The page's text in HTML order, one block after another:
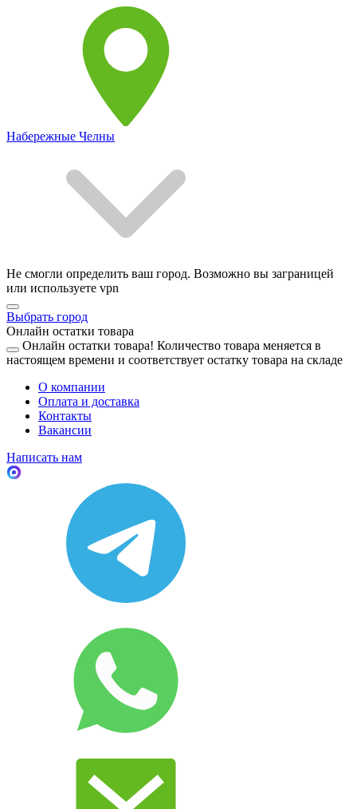
Набережные Челны
Не смогли определить ваш город. Возможно вы заграницей
или используете vpn
Выбрать город
Онлайн остатки товара
Онлайн остатки товара! Количество товара меняется в
настоящем времени и соответствует остатку товара на складе
О компании
Оплата и доставка
Контакты
Вакансии
Написать нам